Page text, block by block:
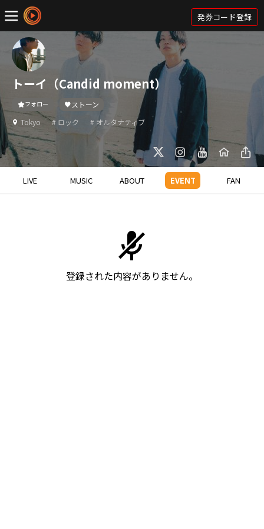
発券コード登録
トーイ（Candid moment）
フォロー
ストーン
Tokyo
# ロック # オルタナティブ
LIVE MUSIC ABOUT EVENT FAN
登録された内容がありません。